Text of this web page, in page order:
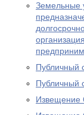
Земельные
Публичный
Публичный
Извещение